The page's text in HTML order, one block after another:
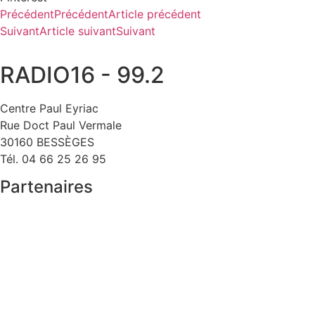
PrécédentPrécédentArticle précédent
SuivantArticle suivantSuivant
RADIO16 - 99.2
Centre Paul Eyriac
Rue Doct Paul Vermale
30160 BESSÈGES
Tél. 04 66 25 26 95
Partenaires